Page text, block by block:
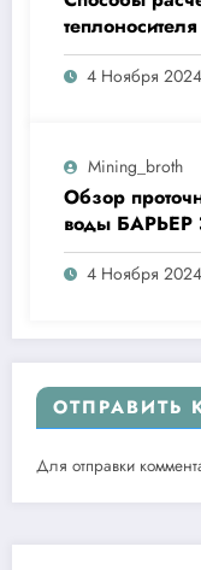
4 Ноября 2024
Mining_broth
Обзор
воды
Жесткость
4 Ноября 2024
ОТПРАВИТЬ
Для отправки